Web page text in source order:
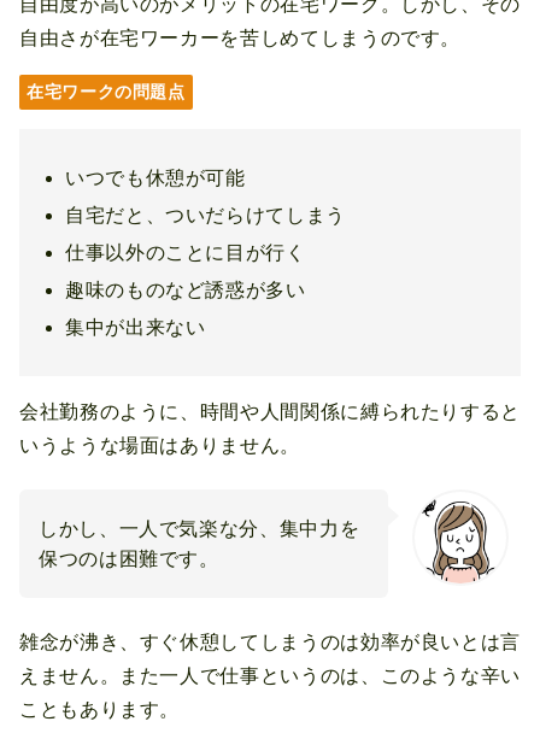
自由度が高いのがメリットの在宅ワーク。しかし、その
自由さが在宅ワーカーを苦しめてしまうのです。
在宅ワークの問題点
いつでも休憩が可能
自宅だと、ついだらけてしまう
仕事以外のことに目が行く
趣味のものなど誘惑が多い
集中が出来ない
会社勤務のように、時間や人間関係に縛られたりすると
いうような場面はありません。
しかし、一人で気楽な分、集中力を
保つのは困難です。
雑念が沸き、すぐ休憩してしまうのは効率が良いとは言
えません。また一人で仕事というのは、このような辛い
こともあります。